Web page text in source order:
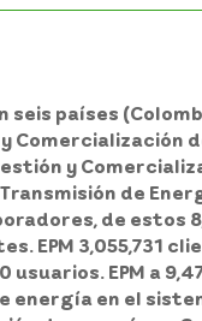
seis países
Comercialización
y
de
de estos
EPM 3,055,731
EPM a
energía en el